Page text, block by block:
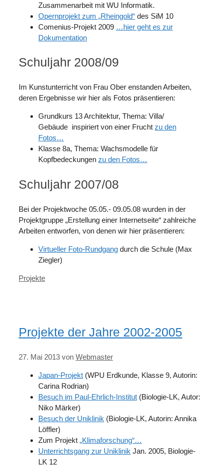
Zusammenarbeit mit WU Informatik.
Opernprojekt zum „Rheingold“ des SiM 10
Comenius-Projekt 2009 …hier geht es zur
Dokumentation
Schuljahr 2008/09
Im Kunstunterricht von Frau Ober enstanden Arbeiten,
deren Ergebnisse wir hier als Fotos präsentieren:
Grundkurs 13 Architektur, Thema: Villa/
Gebäude inspiriert von einer Frucht zu den
Fotos…
Klasse 8a, Thema: Wachsmodelle für
Kopfbedeckungen zu den Fotos…
Schuljahr 2007/08
Bei der Projektwoche 05.05.- 09.05.08 wurden in der
Projektgruppe „Erstellung einer Internetseite“ zahlreiche
Arbeiten entworfen, von denen wir hier präsentieren:
Virtueller Foto-Rundgang durch die Schule (Max
Ziegler)
Kategorien
Projekte
Projekte der Jahre 2002-2005
27. Mai 2013 von Webmaster
Japan-Projekt (WPU Erdkunde, Klasse 9, Autorin:
Carina Rodrian)
Besuch im Paul-Ehrlich-Institut (Biologie-LK, Autor:
Niko Märker)
Besuch der Uniklinik (Biologie-LK, Autorin: Annika
Löffler)
Zum Projekt „Klimaforschung“…
Unterrichtsgang zur Uniklinik Jan. 2005, Biologie-
LK 12